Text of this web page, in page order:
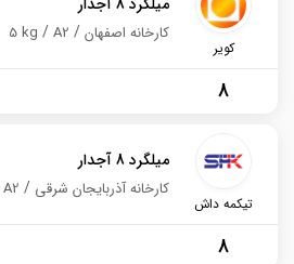
کویر
5 kg A2 کارخانه اصفهان
8
تیکمه داش
میلگرد 8 آجدار
A2 کارخانه آذربایجان شرقی
8